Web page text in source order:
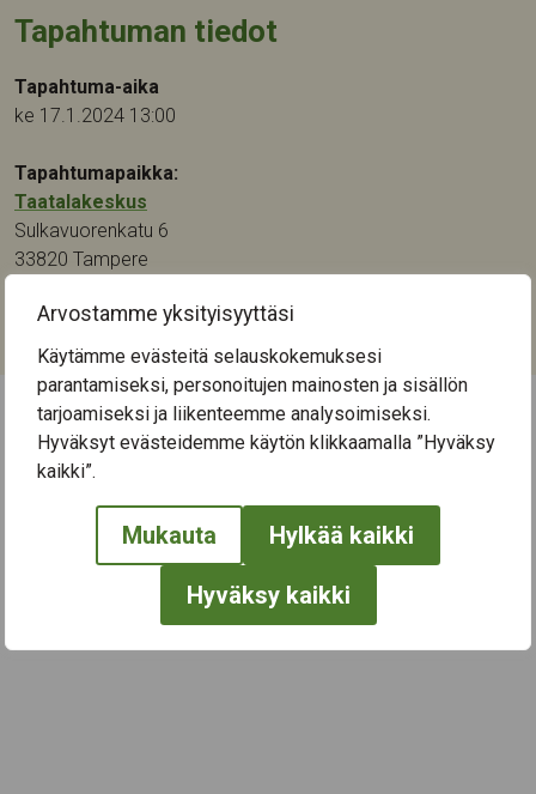
Arvostamme yksityisyyttäsi
Käytämme evästeitä selauskokemuksesi
parantamiseksi, personoitujen mainosten ja sisällön
tarjoamiseksi ja liikenteemme analysoimiseksi.
Hyväksyt evästeidemme käytön klikkaamalla ”Hyväksy
kaikki”.
Mukauta Hylkää kaikki
Hyväksy kaikki
Tapahtuman tiedot
Tapahtuma-aika
ke 17.1.2024 13:00
Tapahtumapaikka:
Taatalakeskus
Sulkavuorenkatu 6
33820 Tampere
Kategoriat:
Musiikki
← Näytä kaikki tapahtumat